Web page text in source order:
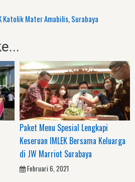
Katolik Mater Amabilis,Surabaya
Paket Menu Spesial Lengkapi
Keseruan IMLEK Bersama Keluarga
di JW Marriot Surabaya
Februari 6, 2021